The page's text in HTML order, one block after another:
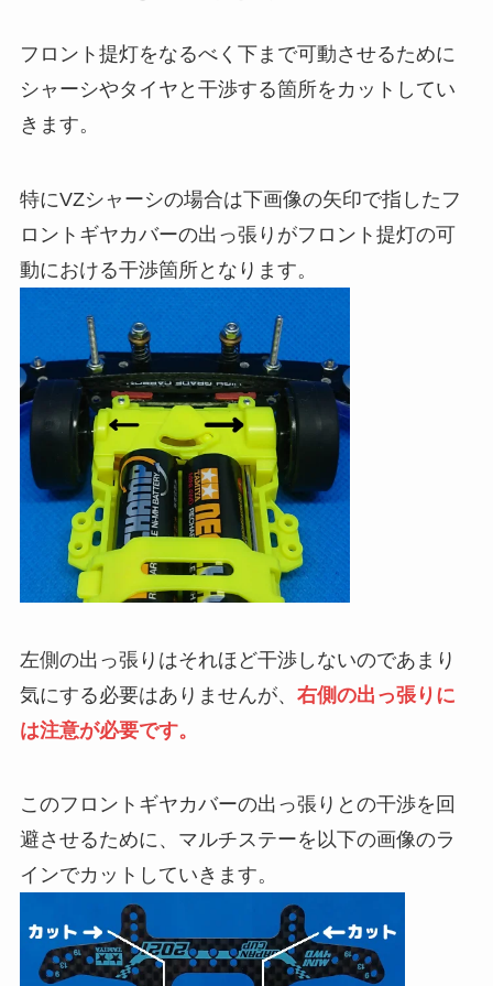
フロント提灯をなるべく下まで可動させるために
シャーシやタイヤと干渉する箇所をカットしてい
きます。
特にVZシャーシの場合は下画像の矢印で指したフ
ロントギヤカバーの出っ張りがフロント提灯の可
動における干渉箇所となります。
左側の出っ張りはそれほど干渉しないのであまり
気にする必要はありませんが、 右側の出っ張りに
は注意が必要です。
このフロントギヤカバーの出っ張りとの干渉を回
避させるために、 マルチステーを以下の画像のラ
インでカットしていきます。